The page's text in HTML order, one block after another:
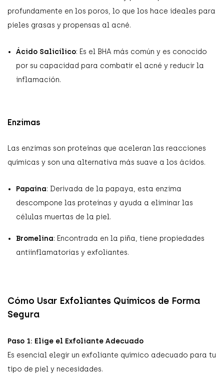
profundamente en los poros, lo que los hace ideales para
pieles grasas y propensas al acné.
Ácido Salicílico: Es el BHA más común y es conocido
por su capacidad para combatir el acné y reducir la
inflamación.
Enzimas
Las enzimas son proteínas que aceleran las reacciones
químicas y son una alternativa más suave a los ácidos.
Papaína: Derivada de la papaya, esta enzima
descompone las proteínas y ayuda a eliminar las
células muertas de la piel.
Bromelina: Encontrada en la piña, tiene propiedades
antiinflamatorias y exfoliantes.
Cómo Usar Exfoliantes Químicos de Forma
Segura
Paso 1: Elige el Exfoliante Adecuado
Es esencial elegir un exfoliante químico adecuado para tu
tipo de piel y necesidades.